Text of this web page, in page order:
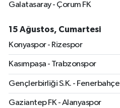
Galatasaray - Çorum FK
15 Ağustos, Cumartesi
Konyaspor - Rizespor
Kasımpaşa - Trabzonspor
Gençlerbirliği S.K. - Fenerbahçe
Gaziantep FK - Alanyaspor